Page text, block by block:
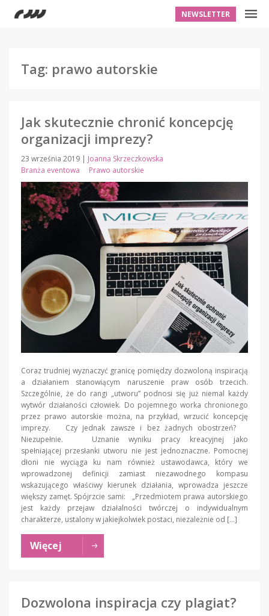
NEWSLETTER
Tag: prawo autorskie
Jak skutecznie chronić koncepcję
organizacji imprezy?
23 września 2019 | Joanna Skrzeczkowska
Branża eventowa
Prawo autorskie
Coraz trudniej wyznaczyć granicę pomiędzy dozwoloną inspiracją
a działaniem stanowiącym naruszenie praw osób trzecich.
Szczególnie, że do rangi „utworu” podnosi się już niemal każdy
wytwór działaności człowiek. Do pojemnego worka chronionego
przez prawo autorskie można, na przykład, wrzucić koncepcję
imprezy. Czy jednak zawsze i bez żadnych obostrzeń?
Niezupełnie. Uznanie wyniku pracy kreacyjnej jako
spełniającej przesłanki utworu nie jest jednoznaczne. Pomocnej
dłoni nie wyciąga ku nam również ustawodawca, który we
wprowadzonej definicji zamiast niezawodnego kompasu
wskazującego właściwy kierunek działania, wprowadza jeszcze
większy zamęt. Spójrzcie sami: „Przedmiotem prawa autorskiego
jest każdy przejaw działalności twórczej o indywidualnym
charakterze, ustalony w jakiejkolwiek postaci, niezależnie od […]
Więcej
Dozwolona inspiracja czy plagiat?